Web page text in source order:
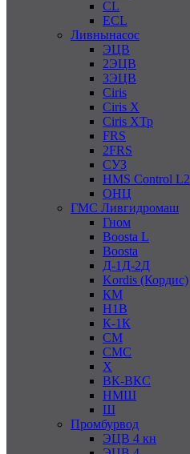
CL
ECL
Ливнынасос
ЭЦВ
2ЭЦВ
3ЭЦВ
Ciris
Ciris X
Ciris ХТр
FRS
2FRS
СУЗ
HMS Control L2
ОНЦ
ГМС Ливгидромаш
Гном
Boosta L
Boosta
Д-1Д-2Д
Kordis (Кордис)
КМ
Н1В
К-1К
СМ
СМС
Х
ВК-ВКС
НМШ
Ш
Промбурвод
ЭЦВ 4 кн